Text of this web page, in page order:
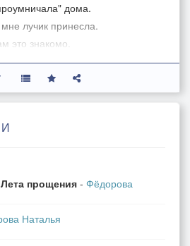
дома.
лучик принесла.
это знакомо.
засветит в ритме дня,
объятья!
и конечно Братья!
прощения - Фёдорова
Наталья